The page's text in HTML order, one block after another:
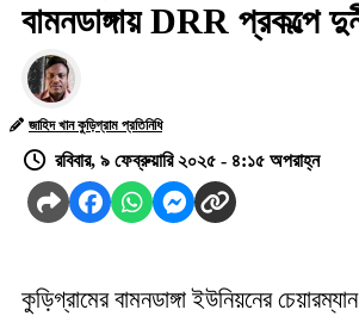
বামনডাঙ্গায় DRR প্রকল্পে
জাহিদ খান কুড়িগ্রাম প্রতিনিধি
রবিবার, ৯ ফেব্রুয়ারি ২০২৫ - ৪:১৫ অপরাহ্ন
কুড়িগ্রামের বামনডাঙ্গা ইউনিয়নের